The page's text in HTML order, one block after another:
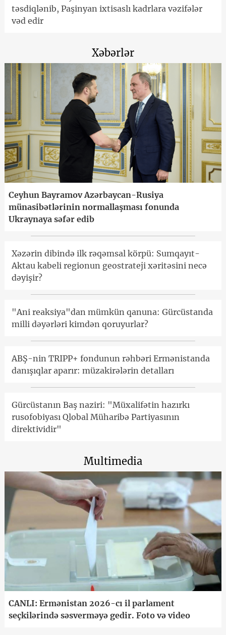
təsdiqlənib, Paşinyan ixtisaslı kadrlara vəzifələr
vəd edir
Xəbərlər
Ceyhun Bayramov Azərbaycan-Rusiya
münasibətlərinin normallaşması fonunda
Ukraynaya səfər edib
Xəzərin dibində ilk rəqəmsal körpü: Sumqayıt-
Aktau kabeli regionun geostrateji xəritəsini necə
dəyişir?
"Ani reaksiya"dan mümkün qanuna: Gürcüstanda
milli dəyərləri kimdən qoruyurlar?
ABŞ-nin TRIPP+ fondunun rəhbəri Ermənistanda
danışıqlar aparır: müzakirələrin detalları
Gürcüstanın Baş naziri: "Müxalifətin hazırkı
rusofobiyası Qlobal Müharibə Partiyasının
direktividir"
Multimedia
CANLI: Ermənistan 2026-cı il parlament
seçkilərində səsverməyə gedir. Foto və video